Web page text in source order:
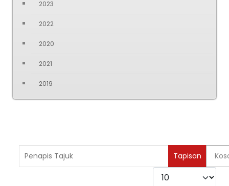
2023
2022
2020
2021
2019
Tapisan
Paparkan